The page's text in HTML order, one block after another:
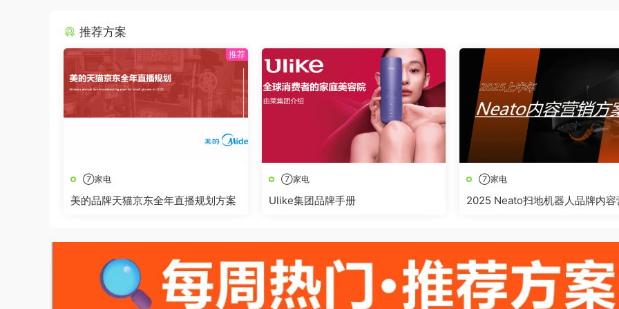
推荐方案
⑦家电
美的品牌天猫京东全年直播规划方案
⑦家电
Ulike集团品牌手册
⑦家电
2025 Neato扫地机器人品牌内容